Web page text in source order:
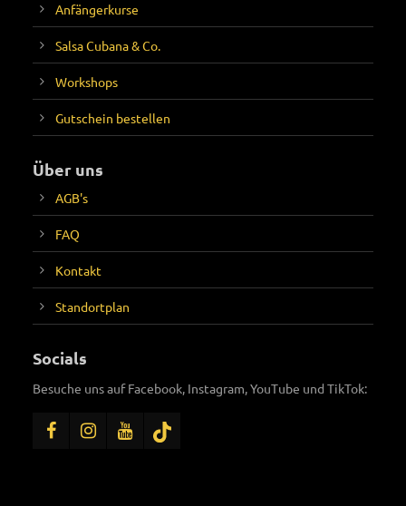
Anfängerkurse
Salsa Cubana & Co.
Workshops
Gutschein bestellen
Über uns
AGB's
FAQ
Kontakt
Standortplan
Socials
Besuche uns auf Facebook, Instagram, YouTube und TikTok: